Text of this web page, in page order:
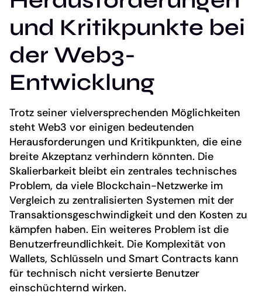
und Kritikpunkte bei
der Web3-
Entwicklung
Trotz seiner vielversprechenden Möglichkeiten
steht Web3 vor einigen bedeutenden
Herausforderungen und Kritikpunkten, die eine
breite Akzeptanz verhindern könnten. Die
Skalierbarkeit bleibt ein zentrales technisches
Problem, da viele Blockchain-Netzwerke im
Vergleich zu zentralisierten Systemen mit der
Transaktionsgeschwindigkeit und den Kosten zu
kämpfen haben. Ein weiteres Problem ist die
Benutzerfreundlichkeit. Die Komplexität von
Wallets, Schlüsseln und Smart Contracts kann
für technisch nicht versierte Benutzer
einschüchternd wirken.